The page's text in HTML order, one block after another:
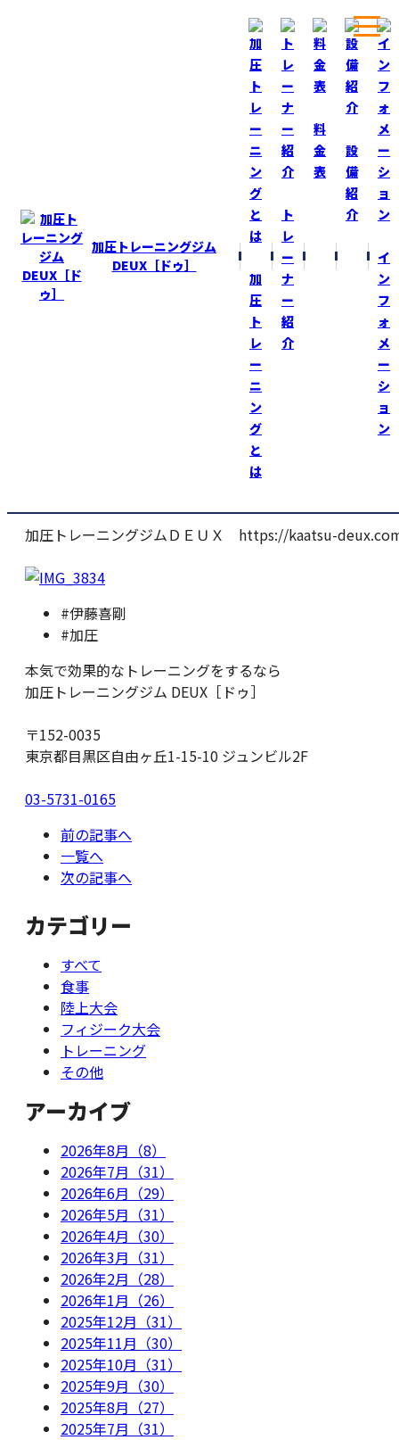
加圧トレーニングジム
DEUX［ドゥ］
加
圧
ト
レ
ー
ニ
ン
グ
と
は
ト
レ
ー
ナ
ー
紹
介
料
金
表
設
備
紹
介
イ
ン
フ
ォ
メ
ー
シ
ョ
ン
あと１６日！
2015-5-22
今日は『猫ひろし』さんの加圧トレーニング指導！
ＳＥＡ ＧＡＭＥＳまであと１６日！
刺激を入れながら疲労抜きして本番を迎える予定！
リオのオリンピック出場権のかかる大会なので
先日、自己記録更新した東京マラソン以上にバッチリ調整
加圧トレーニングジムＤＥＵＸ https://kaatsu-
#伊藤喜剛
#加圧
本気で効果的なトレーニングをするなら
加圧トレーニングジム DEUX［ドゥ］
〒152-0035
東京都目黒区自由ヶ丘1-15-10 ジュンビル2F
03-5731-0165
前の記事へ
一覧へ
次の記事へ
カテゴリー
すべて
食事
陸上大会
フィジーク大会
トレーニング
その他
アーカイブ
2026年8月（8）
2026年7月（31）
2026年6月（29）
2026年5月（31）
2026年4月（30）
2026年3月（31）
2026年2月（28）
2026年1月（26）
2025年12月（31）
2025年11月（30）
2025年10月（31）
2025年9月（30）
2025年8月（27）
2025年7月（31）